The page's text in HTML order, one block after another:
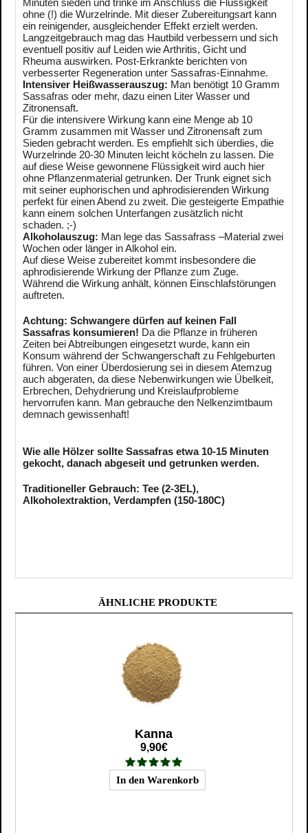
Minuten sieden und trinke im Anschluss die Flüssigkeit
ohne (!) die Wurzelrinde. Mit dieser Zubereitungsart kann
ein reinigender, ausgleichender Effekt erzielt werden.
Langzeitgebrauch mag das Hautbild verbessern und sich
eventuell positiv auf Leiden wie Arthritis, Gicht und
Rheuma auswirken. Post-Erkrankte berichten von
verbesserter Regeneration unter Sassafras-Einnahme.
Intensiver Heißwasserauszug: Man benötigt 10 Gramm
Sassafras oder mehr, dazu einen Liter Wasser und
Zitronensaft.
Für die intensivere Wirkung kann eine Menge ab 10
Gramm zusammen mit Wasser und Zitronensaft zum
Sieden gebracht werden. Es empfiehlt sich überdies, die
Wurzelrinde 20-30 Minuten leicht köcheln zu lassen. Die
auf diese Weise gewonnene Flüssigkeit wird auch hier
ohne Pflanzenmaterial getrunken. Der Trunk eignet sich
mit seiner euphorischen und aphrodisierenden Wirkung
perfekt für einen Abend zu zweit. Die gesteigerte Empathie
kann einem solchen Unterfangen zusätzlich nicht
schaden. ;-)
Alkoholauszug: Man lege das Sassafrass –Material zwei
Wochen oder länger in Alkohol ein.
Auf diese Weise zubereitet kommt insbesondere die
aphrodisierende Wirkung der Pflanze zum Zuge.
Während die Wirkung anhält, können Einschlafstörungen
auftreten.
Achtung: Schwangere dürfen auf keinen Fall
Sassafras konsumieren! Da die Pflanze in früheren
Zeiten bei Abtreibungen eingesetzt wurde, kann ein
Konsum während der Schwangerschaft zu Fehlgeburten
führen. Von einer Überdosierung sei in diesem Atemzug
auch abgeraten, da diese Nebenwirkungen wie Übelkeit,
Erbrechen, Dehydrierung und Kreislaufprobleme
hervorrufen kann. Man gebrauche den Nelkenzimtbaum
demnach gewissenhaft!
Wie alle Hölzer sollte Sassafras etwa 10-15 Minuten
gekocht, danach abgeseit und getrunken werden.
Traditioneller Gebrauch: Tee (2-3EL),
Alkoholextraktion, Verdampfen (150-180C)
ÄHNLICHE PRODUKTE
Kanna
9,90€